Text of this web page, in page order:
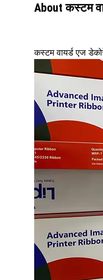
About कस्टम
कस्टम वायर्ड एज